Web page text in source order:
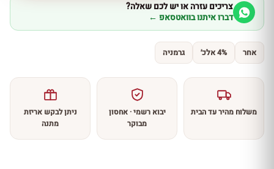
צריכים עזרה או יש לכם שאלה?
דברו איתנו בוואטסאפ ←
אחר 4% אלכ׳ גרמניה
משלוח מהיר עד הבית
יבוא רשמי · אחסון
מבוקר
ניתן לבקש אריזת
מתנה